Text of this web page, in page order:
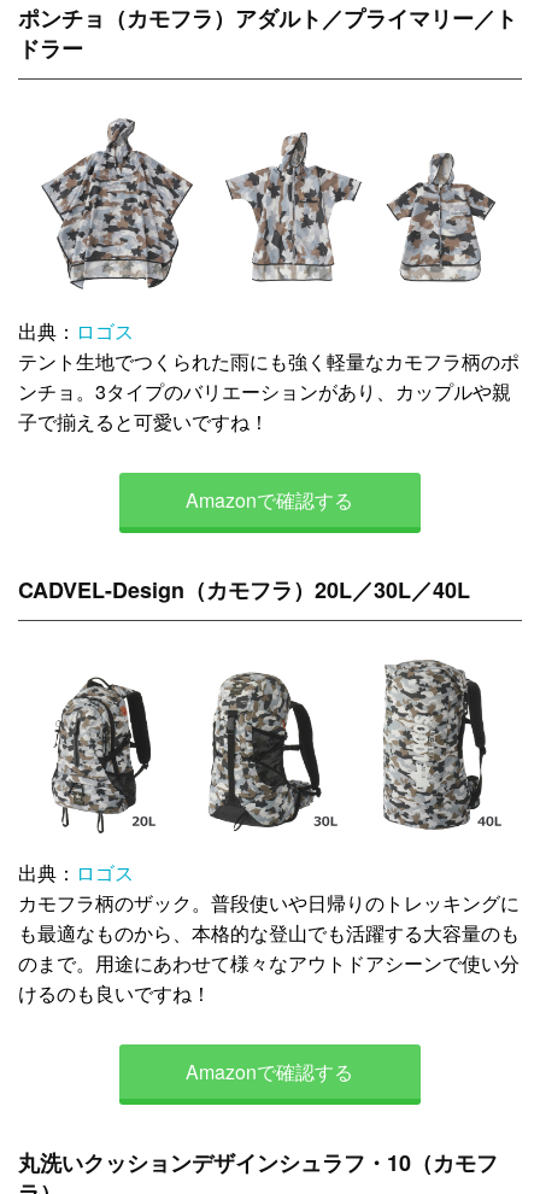
ポンチョ（カモフラ）アダルト／プライマリー／ト
ドラー
出典： ロゴス
テント生地でつくられた雨にも強く軽量なカモフラ柄のポ
ンチョ。3タイプのバリエーションがあり、カップルや親
子で揃えると可愛いですね！
Amazonで確認する
CADVEL-Design（カモフラ）20L／30L／40L
出典： ロゴス
カモフラ柄のザック。普段使いや日帰りのトレッキングに
も最適なものから、本格的な登山でも活躍する大容量のも
のまで。用途にあわせて様々なアウトドアシーンで使い分
けるのも良いですね！
Amazonで確認する
丸洗いクッションデザインシュラフ・10（カモフ